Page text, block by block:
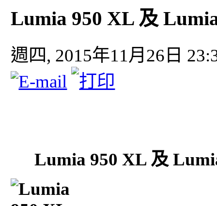
Lumia 950 XL 及
週四, 2015年11月26日
Lumia 950 XL 及